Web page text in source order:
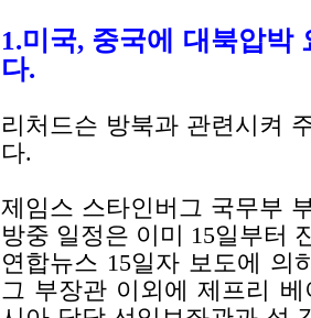
1.미국, 중국에 대북압박
다.
리처드슨 방북과 관련시켜
다.
제임스 스타인버그 국무부
방중 일정은 이미 15일부터
연합뉴스 15일자 보도에 의
그 부장관 이외에 제프리